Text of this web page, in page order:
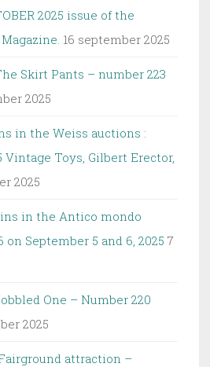
2025 issue of the
16 september 2025
Skirt Pants – number 223
2025
in the Weiss auctions :
Vintage Toys, Gilbert Erector,
2025
in the Antico mondo
September 5 and 6, 2025 7
One – Number 220
2025
attraction –